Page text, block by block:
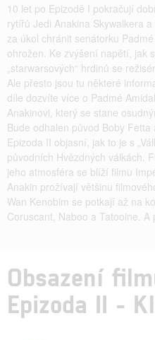
10 let po Epizodě I pokračují
rytířů Jedi Anakina Skywalkera
za úkol chránit senátorku
ohrožen. Ke zvýšení napětí, jak
„starwarsových“ hrdinů se
Ale přesto jsou tu některé
díle dozvíte více o Padmé
Anakinovi, který se stane
Bude odhalen původ Boby Fetta
Epizoda II objasní, jak to je s
původních Hvězdných válkách.
jeho atmosféra se blíží filmu
Anakin prožívají většinu
Wan Kenobim se potkají až na
Coruscant, Naboo a Tatooine. A
Obsazení
Epizoda II -